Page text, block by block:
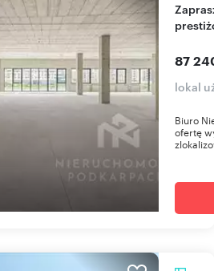
Zapraszam do wynajmu 727 m² lokalu w
87
lokal
Biuro
ofertę